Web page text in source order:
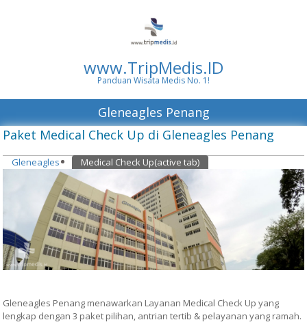
www.TripMedis.ID
Panduan Wisata Medis No. 1!
Gleneagles Penang
Paket Medical Check Up di Gleneagles Penang
Gleneagles Medical Check Up(active tab)
Gleneagles Penang menawarkan Layanan Medical Check Up yang
lengkap dengan 3 paket pilihan, antrian tertib & pelayanan yang ramah.